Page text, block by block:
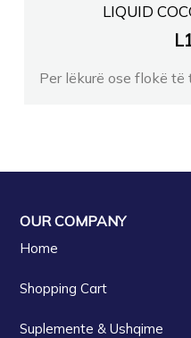
LIQUID
L
Per lëkurë ose flokë të
OUR COMPANY
Home
Shopping Cart
Suplemente & Ushqime